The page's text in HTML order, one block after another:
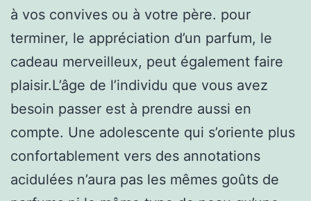
à vos convives ou à votre père. pour
terminer, le appréciation d’un parfum, le
cadeau merveilleux, peut également faire
plaisir.L’âge de l’individu que vous avez
besoin passer est à prendre aussi en
compte. Une adolescente qui s’oriente plus
confortablement vers des annotations
acidulées n’aura pas les mêmes goûts de